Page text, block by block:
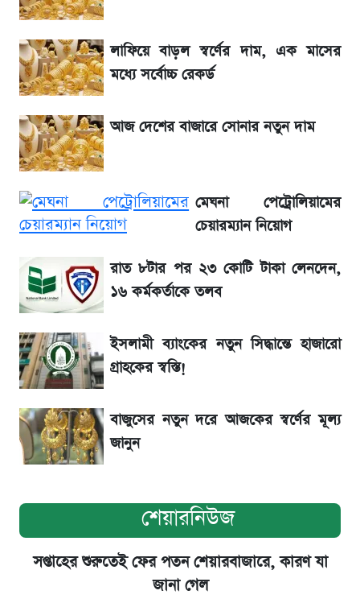
জেনে নিন আজকের সোনা ও রুপার সর্বশেষ দাম
আগামীকালই স্পষ্ট হবে এসএসসি ফল প্রকাশের
তারিখ
তাপমাত্রা নিয়ে নতুন পূর্বাভাস দিল আবহাওয়া অফিস
৬ আগস্ট দেশের বাজারে স্বর্ণের দাম
রবির বড় সাফল্য! আয় কম বাড়লেও রেকর্ড মুনাফা ও
শেয়ার বিজকে লিগ্যাল নোটিশ পাঠাল রবি, শুরু নতুন
বিতর্ক
সৌদিতে বাংলাদেশিদের আকামা নবায়নে বদলে গেল
নিয়ম
লাফিয়ে বাড়ল স্বর্ণের দাম, এক মাসের
মধ্যে সর্বোচ্চ রেকর্ড
আজ দেশের বাজারে সোনার নতুন দাম
মেঘনা পেট্রোলিয়ামের
চেয়ারম্যান নিয়োগ
রাত ৮টার পর ২৩ কোটি টাকা লেনদেন,
১৬ কর্মকর্তাকে তলব
ইসলামী ব্যাংকের নতুন সিদ্ধান্তে হাজারো
গ্রাহকের স্বস্তি!
বাজুসের নতুন দরে আজকের স্বর্ণের মূল্য
জানুন
শেয়ারনিউজ
সপ্তাহের শুরুতেই ফের পতন শেয়ারবাজারে, কারণ যা
জানা গেল